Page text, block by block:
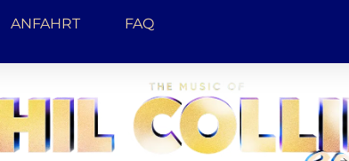
ANFAHRT FAQ